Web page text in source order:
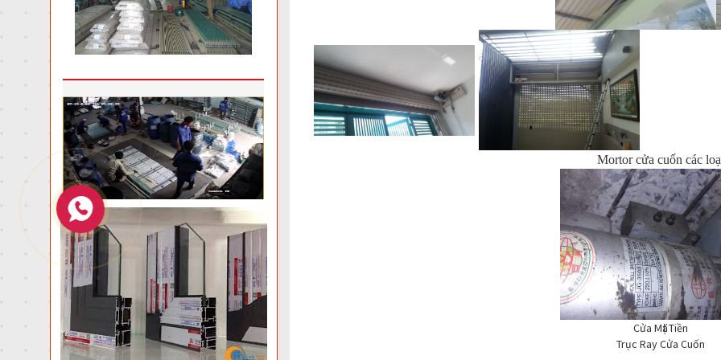
Mortor cửa cuốn các
Cửa Mặt Tiền
Trục Ray Cửa Cuốn